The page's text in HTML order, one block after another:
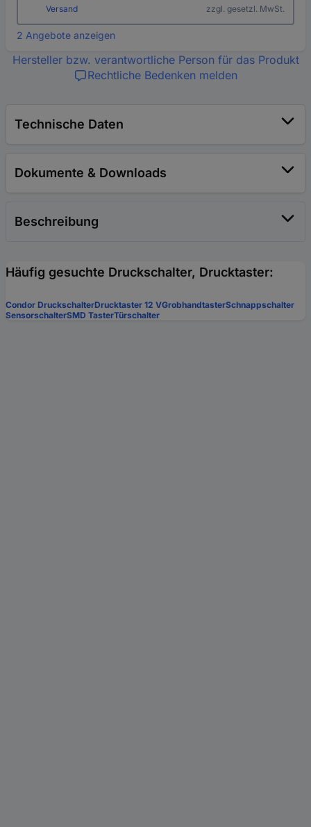
Versand zzgl. gesetzl. MwSt.
2 Angebote anzeigen
Hersteller bzw. verantwortliche Person für das Produkt
Rechtliche Bedenken melden
Technische Daten
Dokumente & Downloads
Beschreibung
Häufig gesuchte Druckschalter, Drucktaster:
Condor DruckschalterDrucktaster 12 VGrobhandtasterSchnappschalter
SensorschalterSMD TasterTürschalter